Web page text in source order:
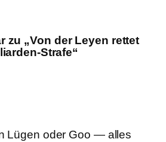
zu „Von der Leyen rettet
Strafe“
Lügen oder Goo — alles